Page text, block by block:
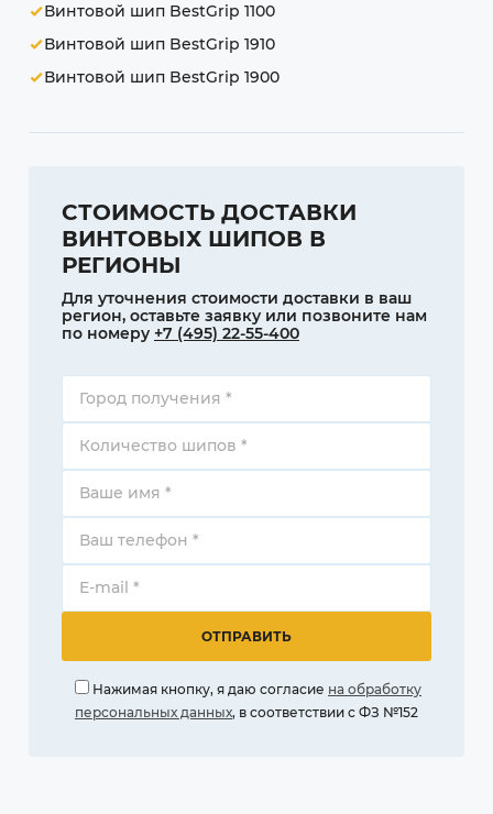
Винтовой шип BestGrip 1100
Винтовой шип BestGrip 1910
Винтовой шип BestGrip 1900
СТОИМОСТЬ ДОСТАВКИ
ВИНТОВЫХ ШИПОВ В
РЕГИОНЫ
Для уточнения стоимости доставки в ваш
регион, оставьте заявку или позвоните нам
по номеру +7 (495) 22-55-400
Нажимая кнопку, я даю согласие на обработку
персональных данных, в соответствии с ФЗ №152